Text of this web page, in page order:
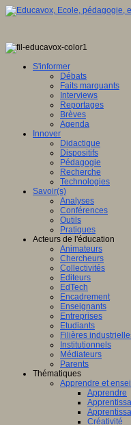
S'informer
Débats
Faits marquants
Interviews
Reportages
Brèves
Agenda
Innover
Didactique
Dispositifs
Pédagogie
Recherche
Technologies
Savoir(s)
Analyses
Conférences
Outils
Pratiques
Acteurs de l'éducation
Animateurs
Chercheurs
Collectivités
Editeurs
EdTech
Encadrement
Enseignants
Entreprises
Etudiants
Filières
Institutionnels
Médiateurs
Parents
Thématiques
Apprendre et
Apprendre
Créativité